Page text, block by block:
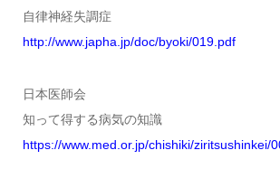
自律神経失調症
http://www.japha.jp/doc/byoki/019.pdf
日本医師会
知って得する病気の知識
https://www.med.or.jp/chishiki/ziritsushinkei/